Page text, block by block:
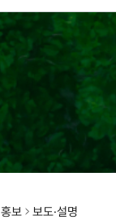
홍보 보도·설명